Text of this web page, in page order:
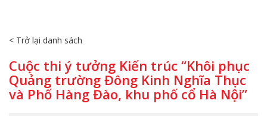
< Trở lại danh sách
Cuộc thi ý tưởng Kiến trúc “Khôi phục
Quảng trường Đông Kinh Nghĩa Thục
và Phố Hàng Đào, khu phố cổ Hà Nội”